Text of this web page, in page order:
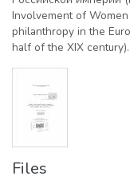
Involvement of
philanthropy in the
half of the XIX century).
Files